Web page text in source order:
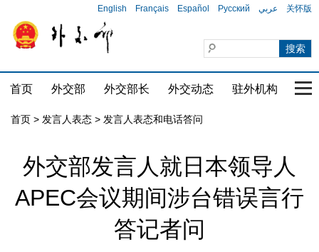
English Français Español Русский عربي 关怀版
首页 外交部 外交部长 外交动态 驻外机构 国
首页 > 发言人表态 > 发言人表态和电话答问
外交部发言人就日本领导人
APEC会议期间涉台错误言行
答记者问